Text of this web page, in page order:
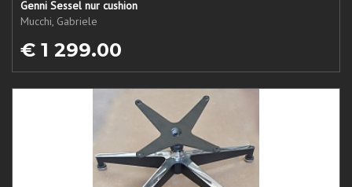
Genni Sessel nur cushion
Mucchi, Gabriele
€ 1 299.00